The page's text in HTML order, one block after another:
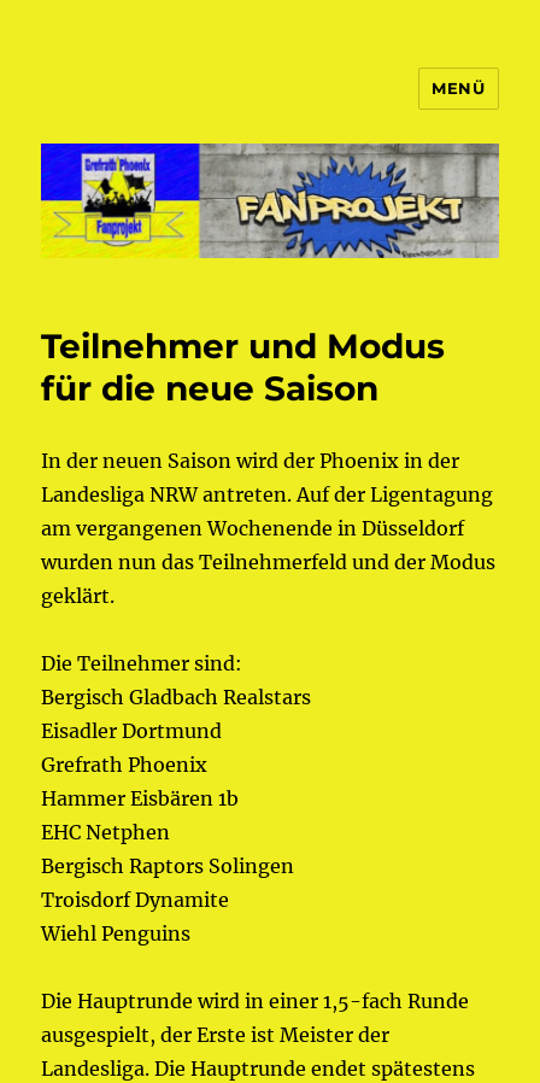
MENÜ
Teilnehmer und Modus
für die neue Saison
In der neuen Saison wird der Phoenix in der
Landesliga NRW antreten. Auf der Ligentagung
am vergangenen Wochenende in Düsseldorf
wurden nun das Teilnehmerfeld und der Modus
geklärt.
Die Teilnehmer sind:
Bergisch Gladbach Realstars
Eisadler Dortmund
Grefrath Phoenix
Hammer Eisbären 1b
EHC Netphen
Bergisch Raptors Solingen
Troisdorf Dynamite
Wiehl Penguins
Die Hauptrunde wird in einer 1,5-fach Runde
ausgespielt, der Erste ist Meister der
Landesliga. Die Hauptrunde endet spätestens